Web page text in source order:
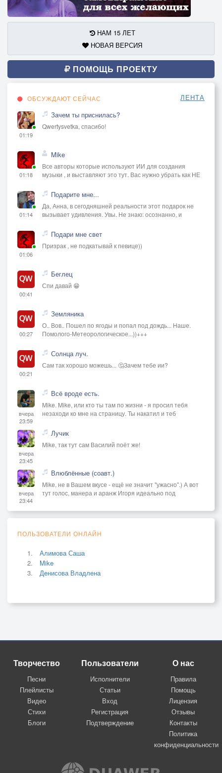
НАМ 15 ЛЕТ
НОВАЯ ВЕРСИЯ
ПОМОЩЬ ПРОЕКТУ
ОБСУЖДАЮТ СЕЙЧАС ЛЕНТА
01:19
Зачем ты приснилась?
Qwertysvetka, спасибо!
01:18
Mike
Все авторы которые используют ИИ для создания
музыки , и выставляют это тут. Вас нужно убрать как НЕ
01:14
Подарите мне...
Да, Анна, в сегодняшней реальности этот подарок не
вызывает удивления. Увы. Не знаю: осознанно, и
01:06
Подари мне свет
Призрак , не подкатывай к певице))
00:41
Беглец
Спи давай 😁
00:27
Земляника
О.. Вов.. Пошел по ягоды и попал под дождь... Наше.
Помолого-Метеорологическое...))+++
00:21
Солнца луч.
Сам так хорошо можешь... 🤔Зачем тебе ии?
вчера
23:59
Всё вроде есть.
Mike. Mike, или кто ты там по жизни - я просил тебя
незаходи ко мне на страницу. Ты накатил и теб
вчера
23:45
Лучик
Mike, так тут сам Василий поёт же!
вчера
23:44
Влюблённые (соавт.)
Mike, не в Вашем вкусе - ещё не значит "ужасно".) А вот
тут голос, манера и аранж Игоря идеально под
ПОЛЬЗОВАТЕЛИ ОНЛАЙН
Алимова Саша
Mike
Денисова Владлена
Творчество
Песни
Плейлисты
Видео
Стихи
Блоги
Пользователи
Исполнители
Статьи
Вход
Регистрация
Подтверждение
О нас
Правила
Помощь
Лицензия
Отзывы
Контакты
Политика
конфиденциальности